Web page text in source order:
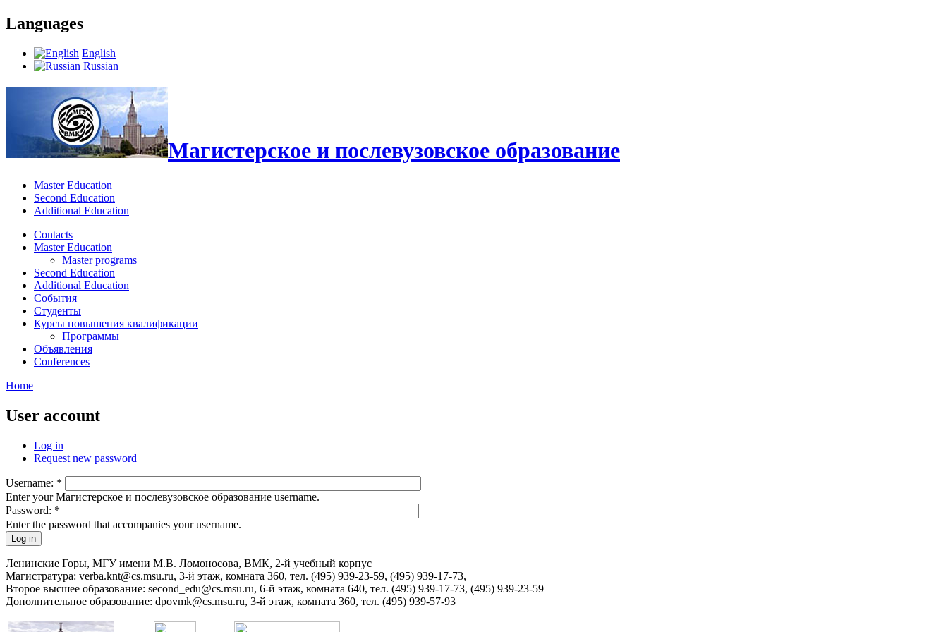
Languages
English
Russian
Магистерское и послевузовское образование
Master Education
Second Education
Additional Education
Contacts
Master Education
Master programs
Second Education
Additional Education
События
Студенты
Курсы повышения квалификации
Программы
Объявления
Conferences
Home
User account
Log in
Request new password
Username: *
Enter your Магистерское и послевузовское образование username.
Password: *
Enter the password that accompanies your username.
Ленинские Горы, МГУ имени М.В. Ломоносова, ВМК, 2-й учебный корпус
Магистратура: verba.knt@cs.msu.ru, 3-й этаж, комната 360, тел. (495) 939-23-59, (495) 939-17-73,
Второе высшее образование: second_edu@cs.msu.ru, 6-й этаж, комната 640, тел. (495) 939-17-73, (495) 939-23-59
Дополнительное образование: dpovmk@cs.msu.ru, 3-й этаж, комната 360, тел. (495) 939-57-93